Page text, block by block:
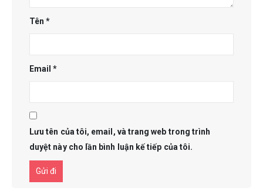
Tên*
Email*
Lưu tên của tôi, email, và trang web trong trình
duyệt này cho lần bình luận kế tiếp của tôi.